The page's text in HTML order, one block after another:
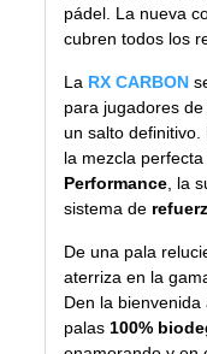
pádel. La nueva
cubren todos los
La RX CARBON
para jugadores
un salto
la mezcla
Performance , la
sistema de
De una pala
aterriza en la
Den la bienvenida
palas 100%